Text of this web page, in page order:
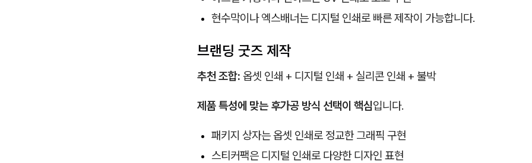
현수막이나 엑스배너는 디지털 인쇄로 빠른 제작이 가능합니다.
브랜딩 굿즈 제작
추천 조합: 옵셋 인쇄 + 디지털 인쇄 + 실리콘 인쇄 + 불박
제품 특성에 맞는 후가공 방식 선택이 핵심입니다.
패키지 상자는 옵셋 인쇄로 정교한 그래픽 구현
스티커팩은 디지털 인쇄로 다양한 디자인 표현